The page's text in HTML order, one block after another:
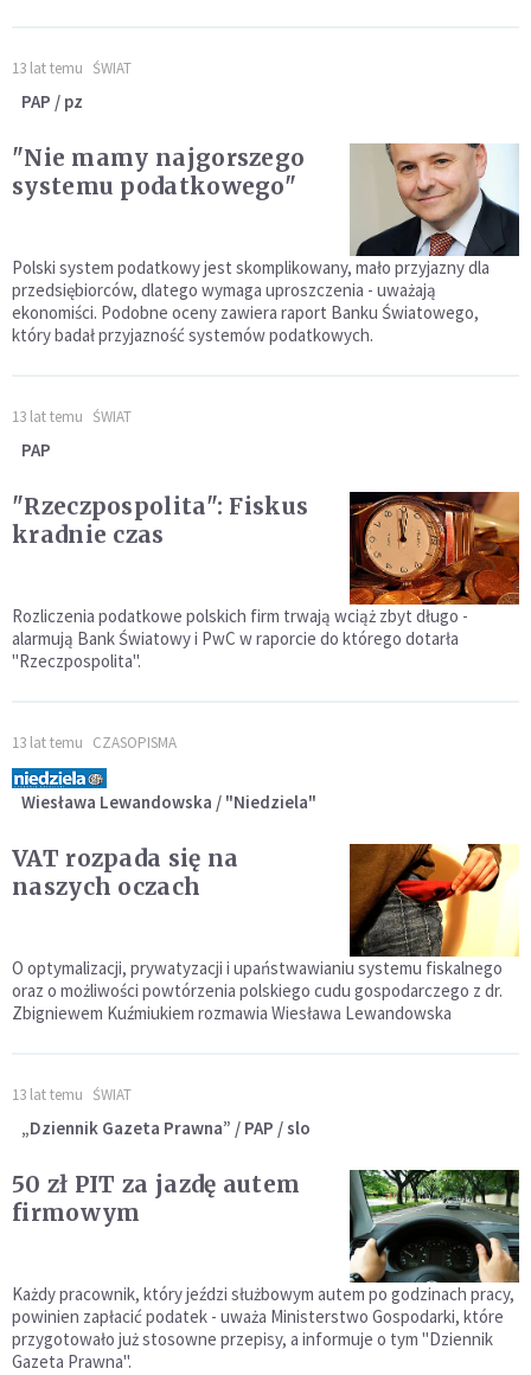
13 lat temu ŚWIAT
PAP / pz
"Nie mamy najgorszego
systemu podatkowego"
Polski system podatkowy jest skomplikowany, mało przyjazny dla
przedsiębiorców, dlatego wymaga uproszczenia - uważają
ekonomiści. Podobne oceny zawiera raport Banku Światowego,
który badał przyjazność systemów podatkowych.
13 lat temu ŚWIAT
PAP
"Rzeczpospolita": Fiskus
kradnie czas
Rozliczenia podatkowe polskich firm trwają wciąż zbyt długo -
alarmują Bank Światowy i PwC w raporcie do którego dotarła
"Rzeczpospolita".
13 lat temu CZASOPISMA
Wiesława Lewandowska / "Niedziela"
VAT rozpada się na
naszych oczach
O optymalizacji, prywatyzacji i upaństwawianiu systemu fiskalnego
oraz o możliwości powtórzenia polskiego cudu gospodarczego z dr.
Zbigniewem Kuźmiukiem rozmawia Wiesława Lewandowska
13 lat temu ŚWIAT
„Dziennik Gazeta Prawna” / PAP / slo
50 zł PIT za jazdę autem
firmowym
Każdy pracownik, który jeździ służbowym autem po godzinach pracy,
powinien zapłacić podatek - uważa Ministerstwo Gospodarki, które
przygotowało już stosowne przepisy, a informuje o tym "Dziennik
Gazeta Prawna".